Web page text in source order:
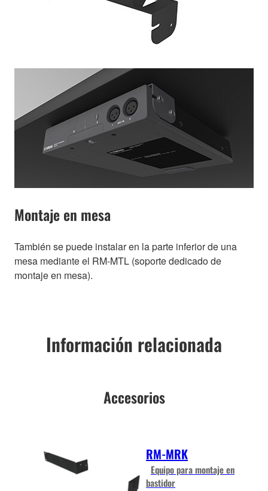
Montaje en mesa
También se puede instalar en la parte inferior de una
mesa mediante el RM-MTL (soporte dedicado de
montaje en mesa).
Información relacionada
Accesorios
RM-MRK
Equipo para montaje en
bastidor